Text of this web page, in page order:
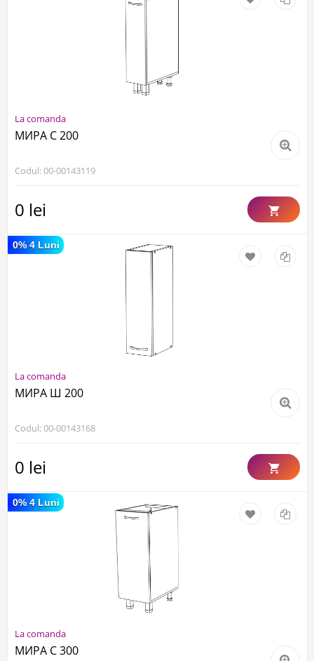
La comanda
МИРА С 200
Codul: 00-00143119
0 lei
La comanda
МИРА Ш 200
Codul: 00-00143168
0 lei
0% 4 Luni
La comanda
МИРА С 300
0% 4 Luni